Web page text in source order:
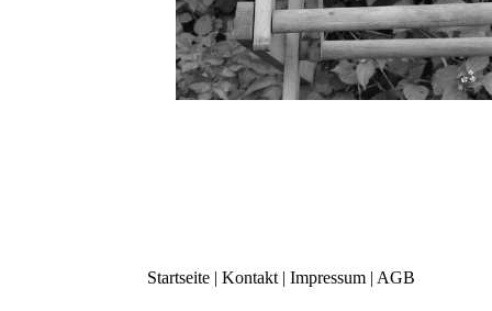
Startseite |Kontakt |Impressum | AGB